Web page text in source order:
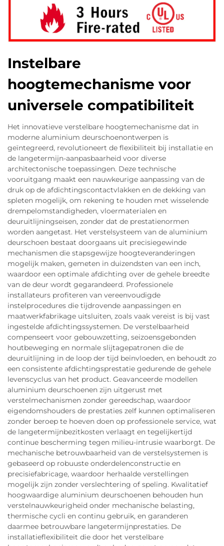
Instelbare
hoogtemechanisme voor
universele compatibiliteit
Het innovatieve verstelbare hoogtemechanisme dat in
moderne aluminium deurschoenontwerpen is
geïntegreerd, revolutioneert de flexibiliteit bij installatie en
de langetermijn-aanpasbaarheid voor diverse
architectonische toepassingen. Deze technische
vooruitgang maakt een nauwkeurige aanpassing van de
druk op de afdichtingscontactvlakken en de dekking van
spleten mogelijk, om rekening te houden met wisselende
drempelomstandigheden, vloermaterialen en
deuruitlijningseisen, zonder dat de prestatienormen
worden aangetast. Het verstelsysteem van de aluminium
deurschoen bestaat doorgaans uit precisiegewinde
mechanismen die stapsgewijze hoogteveranderingen
mogelijk maken, gemeten in duizendsten van een inch,
waardoor een optimale afdichting over de gehele breedte
van de deur wordt gegarandeerd. Professionele
installateurs profiteren van vereenvoudigde
instelprocedures die tijdrovende aanpassingen en
maatwerkfabrikage uitsluiten, zoals vaak vereist is bij vast
ingestelde afdichtingssystemen. De verstelbaarheid
compenseert voor gebouwzetting, seizoensgebonden
houtbeweging en normale slijtagepatronen die de
deuruitlijning in de loop der tijd beïnvloeden, en behoudt zo
een consistente afdichtingsprestatie gedurende de gehele
levenscyclus van het product. Geavanceerde modellen
aluminium deurschoenen zijn uitgerust met
verstelmechanismen zonder gereedschap, waardoor
eigendomshouders de prestaties zelf kunnen optimaliseren
zonder beroep te hoeven doen op professionele service, wat
de langetermijnbezitkosten verlaagt en tegelijkertijd
continue bescherming tegen milieu-intrusie waarborgt. De
mechanische betrouwbaarheid van de verstelsystemen is
gebaseerd op robuuste onderdelenconstructie en
precisiefabricage, waardoor herhaalde verstellingen
mogelijk zijn zonder verslechtering of speling. Kwalitatief
hoogwaardige aluminium deurschoenen behouden hun
verstelnauwkeurigheid onder mechanische belasting,
thermische cycli en continu gebruik, en garanderen
daarmee betrouwbare langetermijnprestaties. De
installatieflexibiliteit die door het verstelbare